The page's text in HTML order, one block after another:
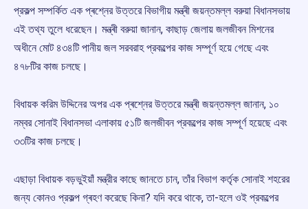
প্রকল্প সম্পর্কিত এক প্ৰশ্নের উত্তরে বিভাগীয় মন্ত্ৰী জয়ন্তমল্ল বরুয়া বিধানসভায়
এই তথ্য তুলে ধরেছেন। মন্ত্ৰী বরুয়া জানান, কাছাড় জেলায় জলজীবন মিশনের
অধীনে মোট ৪৩৪টি পানীয় জল সরবরাহ প্রকল্পের কাজ সম্পূৰ্ণ হয়ে গেছে এবং
৪৭৮টির কাজ চলছে।
বিধায়ক করিম উদ্দিনের অপর এক প্ৰশ্নের উত্তরে মন্ত্ৰী জয়ন্তমল্ল জানান, ১০
নম্বর সোনাই বিধানসভা এলাকায় ৫১টি জলজীবন প্রকল্পের কাজ সম্পূৰ্ণ হয়েছে এবং
৩৩টির কাজ চলছে।
এছাড়া বিধায়ক বড়ভুইয়াঁ মন্ত্রীর কাছে জানতে চান, তাঁর বিভাগ কর্তৃক সোনাই শহরের
জন্য কোনও প্রকল্প গ্ৰহণ করেছে কিনা? যদি করে থাকে, তা-হলে ওই প্রকল্পের